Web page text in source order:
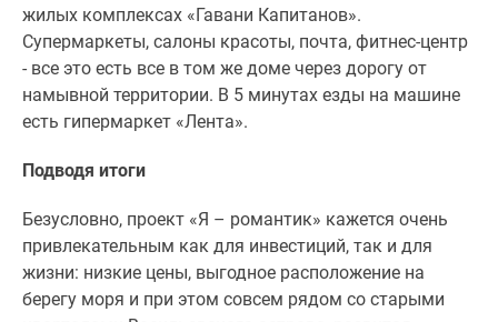
жилых комплексах «Гавани Капитанов».
Супермаркеты, салоны красоты, почта, фитнес-центр
- все это есть все в том же доме через дорогу от
намывной территории. В 5 минутах езды на машине
есть гипермаркет «Лента».
Подводя итоги
Безусловно, проект «Я – романтик» кажется очень
привлекательным как для инвестиций, так и для
жизни: низкие цены, выгодное расположение на
берегу моря и при этом совсем рядом со старыми